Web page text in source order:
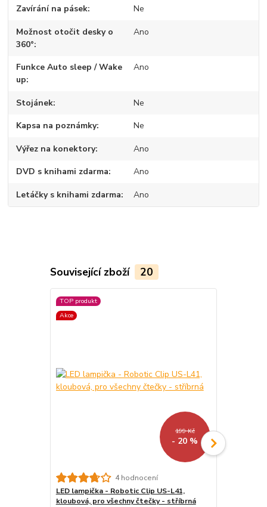
Zavírání na pásek Ne
Možnost otočit desky o
360°
Ano
Funkce Auto sleep / Wake
up
Ano
Stojánek Ne
Kapsa na poznámky Ne
Výřez na konektory Ano
DVD s knihami zdarma Ano
Letáčky s knihami zdarma Ano
Související zboží 20
TOP produkt
Akce
199 Kč
- 20 %
4 hodnocení
LED lampička - Robotic Clip US-L41,
kloubová, pro všechny čtečky - stříbrná